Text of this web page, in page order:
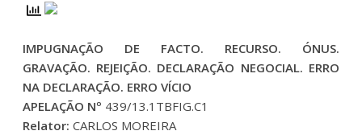
IMPUGNAÇÃO DE FACTO. RECURSO. ÓNUS.
GRAVAÇÃO. REJEIÇÃO. DECLARAÇÃO NEGOCIAL. ERRO
NA DECLARAÇÃO. ERRO VÍCIO
APELAÇÃO Nº 439/13.1TBFIG.C1
Relator:CARLOS MOREIRA